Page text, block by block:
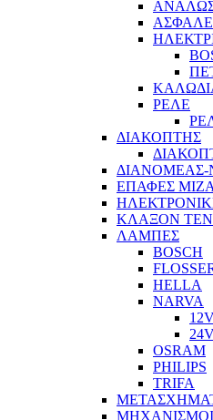
ΡΕΛΕ
ΔΙΑΚΟΠΤΗΣ
ΔΙΑΝΟΜΕΑΣ-
ΕΠΑΦΕΣ
ΚΛΑΞΟΝ
ΛΑΜΠΕΣ
BOSCH
HELLA
NARVA
OSRAM
PHILIPS
TRIFA